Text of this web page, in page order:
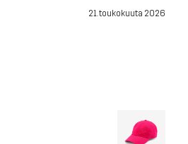
21. toukokuuta 2026